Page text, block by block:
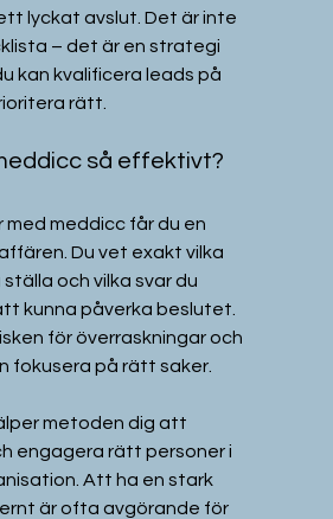
lyckat avslut. Det är inte
– det är en strategi
kan kvalificera leads på
rätt.
så effektivt?
med meddicc får du en
Du vet exakt vilka
och vilka svar du
kunna påverka beslutet.
för överraskningar och
fokusera på rätt saker.
metoden dig att
engagera rätt personer i
Att ha en stark
är ofta avgörande för